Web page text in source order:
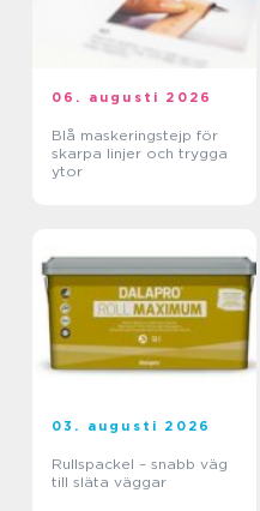
06. augusti 2026
Blå maskeringstejp för
skarpa linjer och trygga
ytor
03. augusti 2026
Rullspackel – snabb väg
till släta väggar